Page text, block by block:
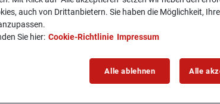
ist Schlaf für
auch von Drittanbietern. Sie haben die Möglichkeit, Ihre
Sie hier: Cookie-Richtlinie Impressum
Alle ablehnen Alle